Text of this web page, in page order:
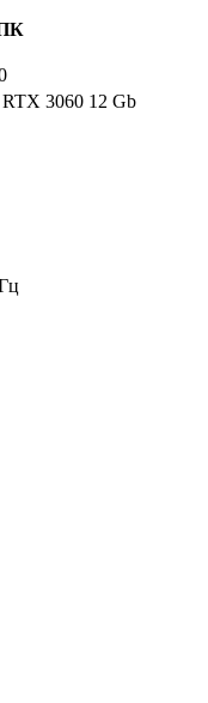
3060 12 Gb